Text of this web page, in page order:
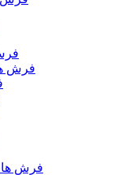
فرش
فرش